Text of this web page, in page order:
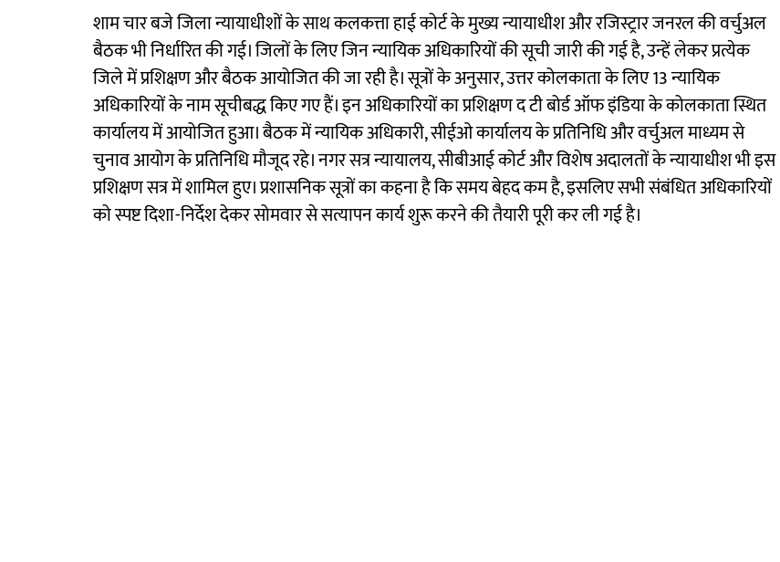
शाम चार बजे जिला न्यायाधीशों के साथ कलकत्ता हाई कोर्ट के मुख्य न्यायाधीश और रजिस्ट्रार जनरल की वर्चुअल
बैठक भी निर्धारित की गई। जिलों के लिए जिन न्यायिक अधिकारियों की सूची जारी की गई है, उन्हें लेकर प्रत्येक
जिले में प्रशिक्षण और बैठक आयोजित की जा रही है। सूत्रों के अनुसार, उत्तर कोलकाता के लिए 13 न्यायिक
अधिकारियों के नाम सूचीबद्ध किए गए हैं। इन अधिकारियों का प्रशिक्षण द टी बोर्ड ऑफ इंडिया के कोलकाता स्थित
कार्यालय में आयोजित हुआ। बैठक में न्यायिक अधिकारी, सीईओ कार्यालय के प्रतिनिधि और वर्चुअल माध्यम से
चुनाव आयोग के प्रतिनिधि मौजूद रहे। नगर सत्र न्यायालय, सीबीआई कोर्ट और विशेष अदालतों के न्यायाधीश भी इस
प्रशिक्षण सत्र में शामिल हुए। प्रशासनिक सूत्रों का कहना है कि समय बेहद कम है, इसलिए सभी संबंधित अधिकारियों
को स्पष्ट दिशा-निर्देश देकर सोमवार से सत्यापन कार्य शुरू करने की तैयारी पूरी कर ली गई है।